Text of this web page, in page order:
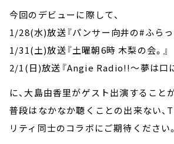
今回のデビューに際して、
1/28(水)放送『パンサー向井の#ふらっ
1/31(土)放送『土曜朝6時 木梨の会。』
2/1(日)放送『Angie Radio!!～夢は口
に、大島由香里がゲスト出演すること
普段はなかなか聴くことの出来ない、
リティ同士のコラボにご期待ください。